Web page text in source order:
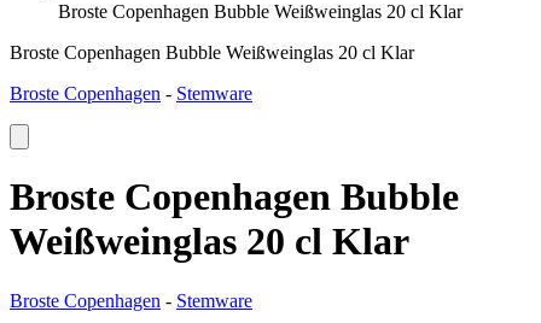
Broste Copenhagen Bubble Weißweinglas 20 cl Klar
Broste Copenhagen Bubble Weißweinglas 20 cl Klar
Broste Copenhagen - Stemware
Broste Copenhagen Bubble
Weißweinglas 20 cl Klar
Broste Copenhagen - Stemware